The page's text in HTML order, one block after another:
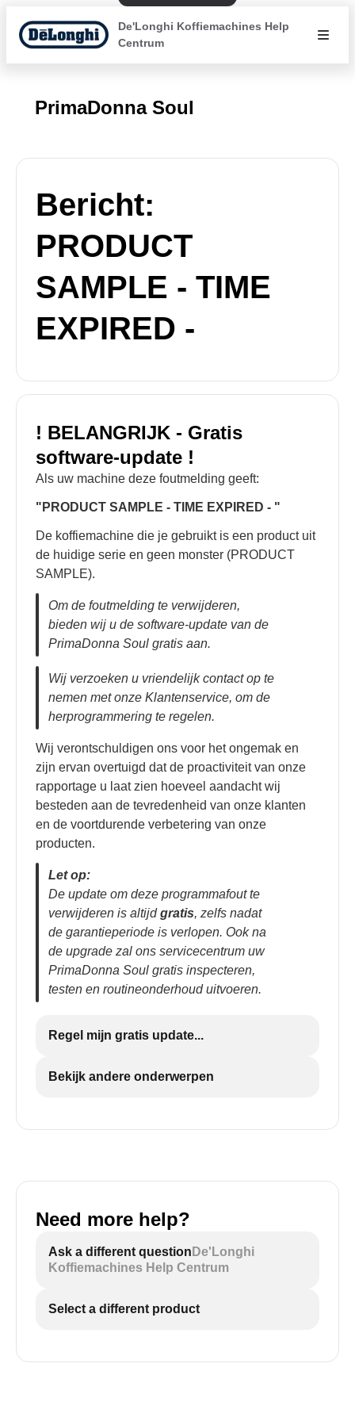
De'Longhi Koffiemachines Help
Centrum
PrimaDonna Soul
Bericht:
PRODUCT
SAMPLE - TIME
EXPIRED -
! BELANGRIJK - Gratis
software-update !
Als uw machine deze foutmelding geeft:
"PRODUCT SAMPLE - TIME EXPIRED - "
De koffiemachine die je gebruikt is een product uit
de huidige serie en geen monster (PRODUCT
SAMPLE).
Om de foutmelding te verwijderen,
bieden wij u de software-update van de
PrimaDonna Soul gratis aan.
Wij verzoeken u vriendelijk contact op te
nemen met onze Klantenservice, om de
herprogrammering te regelen.
Wij verontschuldigen ons voor het ongemak en
zijn ervan overtuigd dat de proactiviteit van onze
rapportage u laat zien hoeveel aandacht wij
besteden aan de tevredenheid van onze klanten
en de voortdurende verbetering van onze
producten.
Let op:
De update om deze programmafout te
verwijderen is altijdgratis, zelfs nadat
de garantieperiode is verlopen. Ook na
de upgrade zal ons servicecentrum uw
PrimaDonna Soul gratis inspecteren,
testen en routineonderhoud uitvoeren.
Regel mijn gratis update...
Bekijk andere onderwerpen
Need more help?
Ask a different question De'Longhi
Koffiemachines Help Centrum
Select a different product